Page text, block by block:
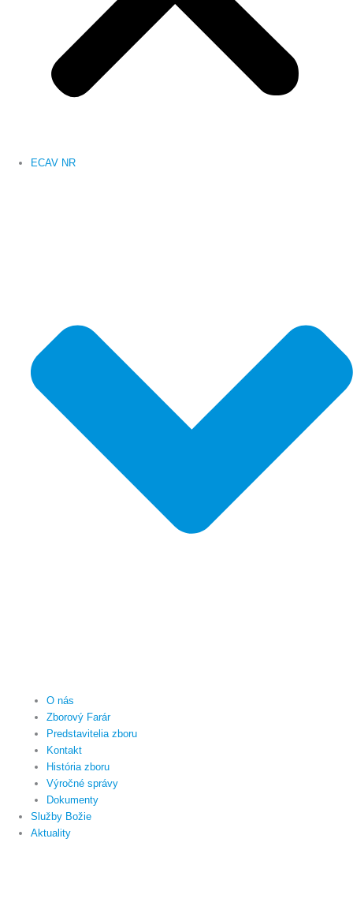
ECAV NR
O nás
Zborový Farár
Predstavitelia zboru
Kontakt
História zboru
Výročné správy
Dokumenty
Služby Božie
Aktuality